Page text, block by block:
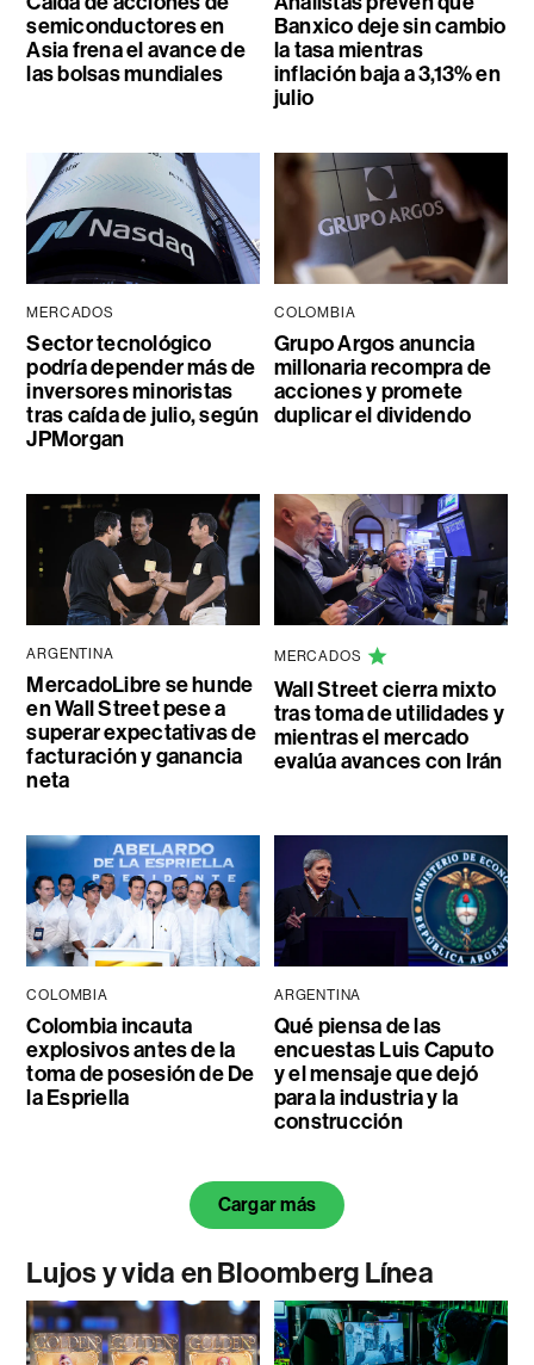
semiconductores en
Asia frena el avance de
las bolsas mundiales
Banxico deje sin cambio
la tasa mientras
inflación baja a 3,13% en
julio
MERCADOS
Sector tecnológico
podría depender más de
inversores minoristas
tras caída de julio, según
JPMorgan
COLOMBIA
Grupo Argos anuncia
millonaria recompra de
acciones y promete
duplicar el dividendo
ARGENTINA
MercadoLibre se hunde
en Wall Street pese a
superar expectativas de
facturación y ganancia
neta
MERCADOS
Wall Street cierra mixto
tras toma de utilidades y
mientras el mercado
evalúa avances con Irán
COLOMBIA
Colombia incauta
explosivos antes de la
toma de posesión de De
la Espriella
ARGENTINA
Qué piensa de las
encuestas Luis Caputo
y el mensaje que dejó
para la industria y la
construcción
Cargar más
Lujos y vida en Bloomberg Línea